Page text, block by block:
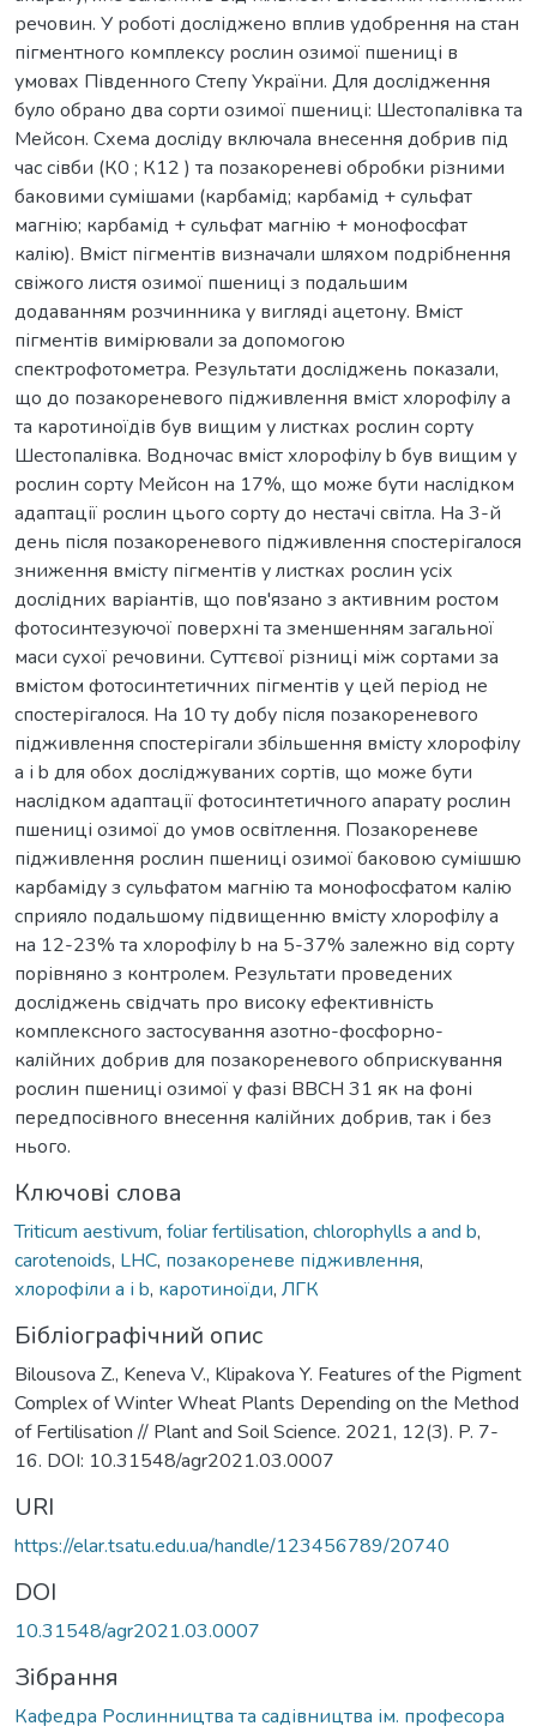
речовин. У роботі досліджено вплив удобрення на стан
пігментного комплексу рослин озимої пшениці в
умовах Південного Степу України. Для дослідження
було обрано два сорти озимої пшениці: Шестопалівка та
Мейсон. Схема досліду включала внесення добрив під
час сівби (К0 ; К12 ) та позакореневі обробки різними
баковими сумішами (карбамід; карбамід + сульфат
магнію; карбамід + сульфат магнію + монофосфат
калію). Вміст пігментів визначали шляхом подрібнення
свіжого листя озимої пшениці з подальшим
додаванням розчинника у вигляді ацетону. Вміст
пігментів вимірювали за допомогою
спектрофотометра. Результати досліджень показали,
що до позакореневого підживлення вміст хлорофілу а
та каротиноїдів був вищим у листках рослин сорту
Шестопалівка. Водночас вміст хлорофілу b був вищим у
рослин сорту Мейсон на 17%, що може бути наслідком
адаптації рослин цього сорту до нестачі світла. На 3-й
день після позакореневого підживлення спостерігалося
зниження вмісту пігментів у листках рослин усіх
дослідних варіантів, що пов'язано з активним ростом
фотосинтезуючої поверхні та зменшенням загальної
маси сухої речовини. Суттєвої різниці між сортами за
вмістом фотосинтетичних пігментів у цей період не
спостерігалося. На 10 ту добу після позакореневого
підживлення спостерігали збільшення вмісту хлорофілу
a і b для обох досліджуваних сортів, що може бути
наслідком адаптації фотосинтетичного апарату рослин
пшениці озимої до умов освітлення. Позакореневе
підживлення рослин пшениці озимої баковою сумішшю
карбаміду з сульфатом магнію та монофосфатом калію
сприяло подальшому підвищенню вмісту хлорофілу а
на 12-23% та хлорофілу b на 5-37% залежно від сорту
порівняно з контролем. Результати проведених
досліджень свідчать про високу ефективність
комплексного застосування азотно-фосфорно-
калійних добрив для позакореневого обприскування
рослин пшениці озимої у фазі ВВСН 31 як на фоні
передпосівного внесення калійних добрив, так і без
нього.
Ключові слова
Triticum aestivum, foliar fertilisation, chlorophylls a and b,
carotenoids, LHC, позакореневе підживлення,
хлорофіли a і b, каротиноїди, ЛГК
Бібліографічний опис
Bilousova Z., Keneva V., Klipakova Y. Features of the Pigment
Complex of Winter Wheat Plants Depending on the Method
of Fertilisation // Plant and Soil Science. 2021, 12(3). P. 7-
16. DOI: 10.31548/agr2021.03.0007
URI
https://elar.tsatu.edu.ua/handle/123456789/20740
DOI
10.31548/agr2021.03.0007
Зібрання
Кафедра Рослинництва та садівництва ім. професора